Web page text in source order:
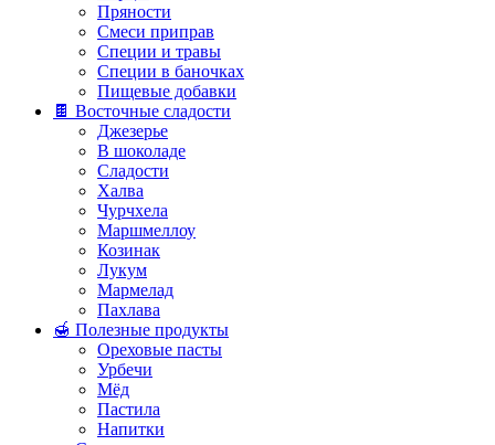
Пряности
Смеси приправ
Специи и травы
Специи в баночках
Пищевые добавки
🍫 Восточные сладости
Джезерье
В шоколаде
Сладости
Халва
Чурчхела
Маршмеллоу
Козинак
Лукум
Мармелад
Пахлава
🍯 Полезные продукты
Ореховые пасты
Урбечи
Мёд
Пастила
Напитки